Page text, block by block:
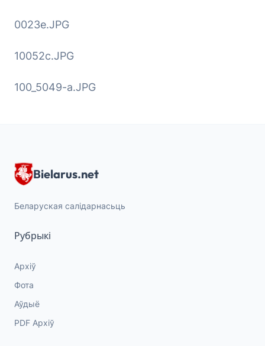
0023e.JPG
10052c.JPG
100_5049-a.JPG
Bielarus.net
Беларуская салідарнасьць
Рубрыкі
Архіў
Фота
Аўдыё
PDF Архіў